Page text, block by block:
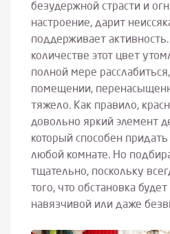
безудержной страсти и
настроение, дарит
поддерживает
количестве этот цвет
полной мере
помещении,
тяжело. Как правило,
довольно яркий элемент
который способен
любой комнате. Но
тщательно, поскольку
того, что обстановка
навязчивой или даже